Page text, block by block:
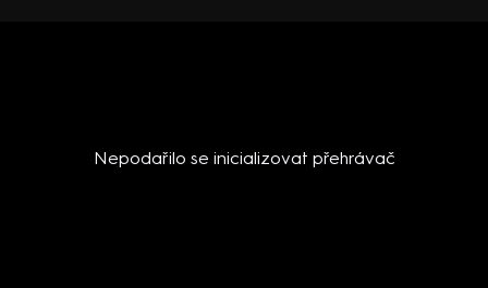
Nepodařilo se inicializovat přehrávač